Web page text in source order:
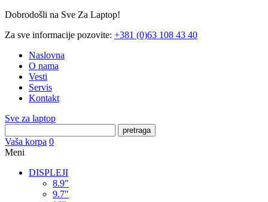
Dobrodošli na Sve Za Laptop!
Za sve informacije pozovite: +381 (0)63 108 43 40
Naslovna
O nama
Vesti
Servis
Kontakt
Sve za laptop
pretraga
Vaša korpa 0
Meni
DISPLEJI
8.9"
9.7"